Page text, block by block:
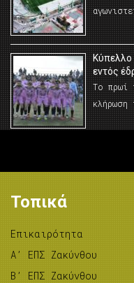
εντός
Το πρωί
κλήρωση
Τοπικά
Επικαιρότητα
A’ ΕΠΣ Ζακύνθου
B’ ΕΠΣ Ζακύνθου